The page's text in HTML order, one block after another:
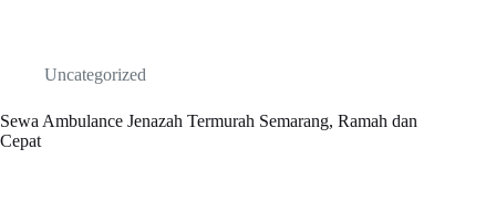
Uncategorized
Sewa Ambulance Jenazah Termurah Semarang, Ramah dan
Cepat